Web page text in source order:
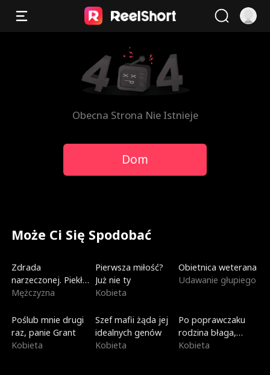
Obecna Strona Nie Istnieje
Dom
Może Ci Się Spodobać
Zdrada
narzeczonej. Piekło
Dantego
Mężczyzna
Pierwsza miłość?
Już nie ty
Kobieta
Obietnica weterana
Udawanie głupiego
Poślub mnie drugi
raz, panie Grant
Kobieta
Szef mafii żąda jej
idealnych genów
Kobieta
Po poprawczaku
rodzina błaga,
żebym wróciła
Kobieta